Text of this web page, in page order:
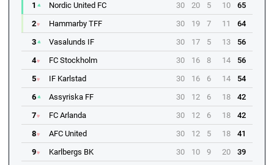
1
Nordic United FC 30 20 5 10
65
2
Hammarby TFF 30 19 7 11
64
3
Vasalunds IF 30 17 5 13
56
4
FC Stockholm 30 16 8 14
56
5
IF Karlstad 30 16 6 14
54
6
Assyriska FF 30 12 6 18
42
7
FC Arlanda 30 12 6 18
42
8
AFC United 30 12 5 18
41
9
Karlbergs BK 30 10 9 20
39